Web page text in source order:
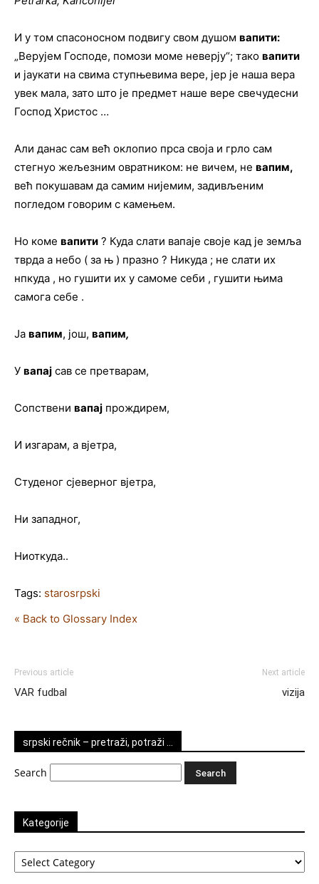
И у том спасоносном подвигу свом душом вапити:
„Верујем Господе, помози моме неверју“; тако вапити
и јаукати на свима ступњевима вере, јер је наша вера
увек мала, зато што је предмет наше вере свечудесни
Господ Христос …
Али данас сам већ оклопио прса своја и грло сам
стегнуо жељезним овратником: не вичем, не вапим,
већ покушавам да самим нијемим, задивљеним
погледом говорим с камењем.
Но коме вапити ? Куда слати вапаје своје кад је земља
тврда а небо ( за њ ) празно ? Никуда ; не слати их
нпкуда , но гушити их у самоме себи , гушити њима
самога себе .
Ја вапим, још, вапим,
У вапај сав се претварам,
Сопствени вапај прождирем,
И изгарам, а вјетра,
Студеног сјеверног вјетра,
Ни западног,
Ниоткуда..
Tags: starosrpski
« Back to Glossary Index
Previous article
VAR fudbal
Next article
vizija
srpski rečnik – pretraži, potraži …
Search
Kategorije
Kategorije